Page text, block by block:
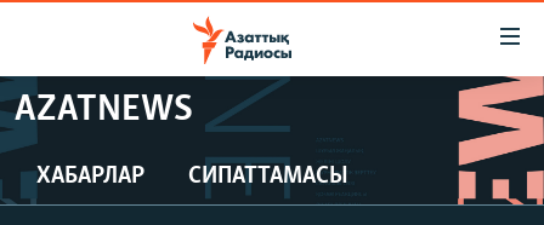
Skip
to
main
content
САЯСАТ
AZATNEWS
ХАБАРЛАР СИПАТТАМАСЫ